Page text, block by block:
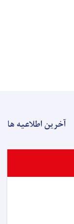
آخرین اطلاعیه ها